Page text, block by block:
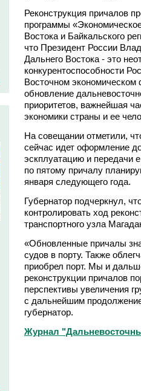
Реконструкция причалов
программы
Востока и Байкальского
что Президент России
Дальнего Востока - это
конкурентоспособности
Восточном экономическом
обновление
приоритетов, важнейшая
экономики страны и ее
На совещании отметили,
сейчас идет оформление
эскплуатацию и передачи
по пятому причалу
января следующего года.
Губернатор подчеркнул,
контролировать ход
транспортного узла
«Обновленные причалы
судов в порту. Также
приобрел порт. Мы и
реконструкции причалов
перспективы увеличения
с дальнейшим
губернатор.
Журнал